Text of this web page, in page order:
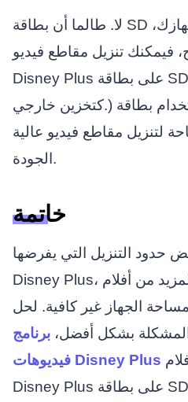
لا. طالما أن بطاقة SD الخاصة بك متوافقة مع جهازك،
فيمكنك تنزيل مقاطع فيديو
Disney Plus على بطاقة SD. (تذكر تهيئة بطاقة SD
كتخزين خارجي.) ما عليك سوى استخدام بطاقة
لتنزيل مقاطع فيديو عالية
الجودة.
خاتمة
حدود التنزيل التي يفرضها
Disney Plus، يصبح تنزيل المزيد من أفلام Disney
الجهاز غير كافية. لحل
بشكل أفضل،برنامج MovPilot لتنزيل
فيديوهات Disney Plus
Disney Plus على بطاقة SD للاستمتاع بها في أي